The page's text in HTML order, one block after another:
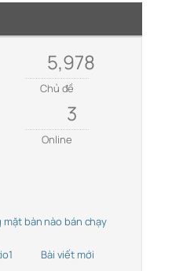
5,978
Chủ đề
3
Online
mặt bàn nào bán chạy
Bài viết mới